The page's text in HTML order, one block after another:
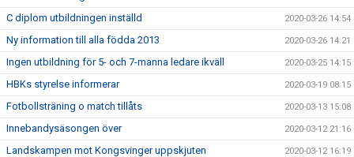
C diplom utbildningen inställd 2020-03-26 14:54
Ny information till alla födda 2013 2020-03-26 14:21
Ingen utbildning för 5- och 7-manna ledare ikväll 2020-03-25 14:15
HBKs styrelse informerar 2020-03-19 08:15
Fotbollsträning o match tillåts 2020-03-13 15:08
Innebandysäsongen över 2020-03-12 21:16
Landskampen mot Kongsvinger uppskjuten 2020-03-12 16:19